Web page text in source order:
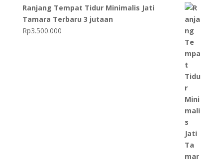
Ranjang Tempat Tidur Minimalis Jati
Tamara Terbaru 3 jutaan
Rp3.500.000